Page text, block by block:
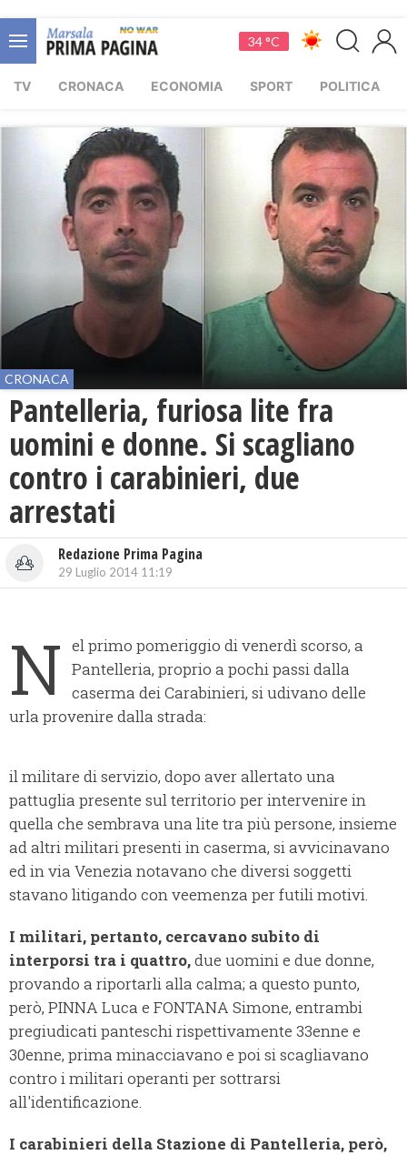
34 °C
TV CRONACA ECONOMIA SPORT POLITICA
CRONACA
Pantelleria, furiosa lite fra
uomini e donne. Si scagliano
contro i carabinieri, due
arrestati
Redazione Prima Pagina
29 Luglio 2014 11:19
N el primo pomeriggio di venerdì scorso, a
Pantelleria, proprio a pochi passi dalla
caserma dei Carabinieri, si udivano delle
urla provenire dalla strada:
il militare di servizio, dopo aver allertato una
pattuglia presente sul territorio per intervenire in
quella che sembrava una lite tra più persone, insieme
ad altri militari presenti in caserma, si avvicinavano
ed in via Venezia notavano che diversi soggetti
stavano litigando con veemenza per futili motivi.
I militari, pertanto, cercavano subito di
interporsi tra i quattro,due uomini e due donne,
provando a riportarli alla calma; a questo punto,
però, PINNA Luca e FONTANA Simone, entrambi
pregiudicati panteschi rispettivamente 33enne e
30enne, prima minacciavano e poi si scagliavano
contro i militari operanti per sottrarsi
all'identificazione.
I carabinieri della Stazione di Pantelleria, però,